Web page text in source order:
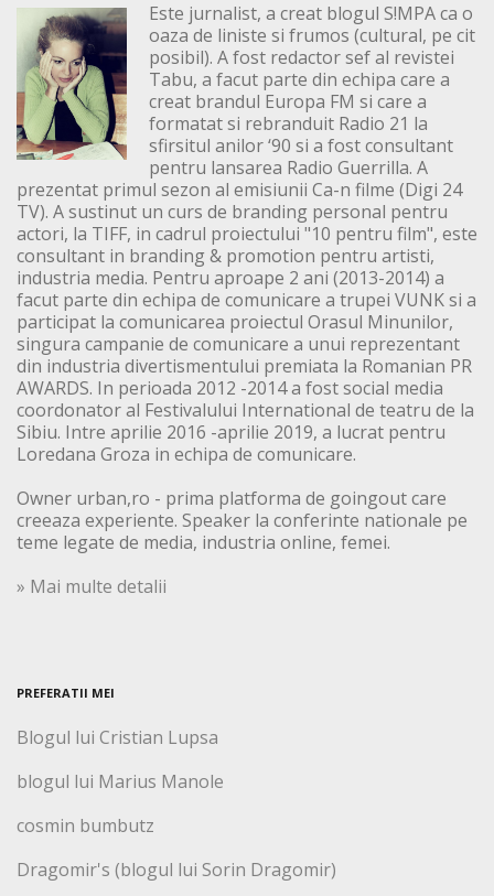
Este jurnalist, a creat blogul S!MPA ca o
oaza de liniste si frumos (cultural, pe cit
posibil). A fost redactor sef al revistei
Tabu, a facut parte din echipa care a
creat brandul Europa FM si care a
formatat si rebranduit Radio 21 la
sfirsitul anilor ‘90 si a fost consultant
pentru lansarea Radio Guerrilla. A
prezentat primul sezon al emisiunii Ca-n filme (Digi 24
TV). A sustinut un curs de branding personal pentru
actori, la TIFF, in cadrul proiectului "10 pentru film", este
consultant in branding & promotion pentru artisti,
industria media. Pentru aproape 2 ani (2013-2014) a
facut parte din echipa de comunicare a trupei VUNK si a
participat la comunicarea proiectul Orasul Minunilor,
singura campanie de comunicare a unui reprezentant
din industria divertismentului premiata la Romanian PR
AWARDS. In perioada 2012 -2014 a fost social media
coordonator al Festivalului International de teatru de la
Sibiu. Intre aprilie 2016 -aprilie 2019, a lucrat pentru
Loredana Groza in echipa de comunicare.
Owner urban,ro - prima platforma de goingout care
creeaza experiente. Speaker la conferinte nationale pe
teme legate de media, industria online, femei.
» Mai multe detalii
PREFERATII MEI
Blogul lui Cristian Lupsa
blogul lui Marius Manole
cosmin bumbutz
Dragomir's (blogul lui Sorin Dragomir)